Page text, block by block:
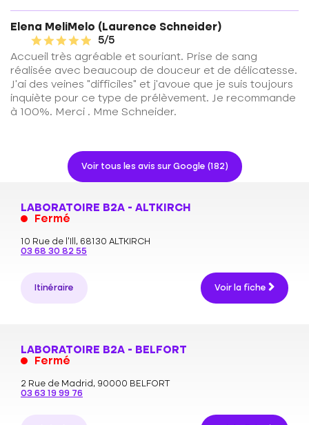
Elena MeliMelo (Laurence Schneider)
5/5
Accueil très agréable et souriant. Prise de sang
réalisée avec beaucoup de douceur et de délicatesse.
J'ai des veines "difficiles" et j'avoue que je suis toujours
inquiète pour ce type de prélèvement. Je recommande
à 100%. Merci . Mme Schneider.
Voir tous les avis sur Google (182)
LABORATOIRE B2A - ALTKIRCH
Fermé
10 Rue de l'Ill, 68130 ALTKIRCH
03 68 30 82 55
Itinéraire Voir la fiche
LABORATOIRE B2A - BELFORT
Fermé
2 Rue de Madrid, 90000 BELFORT
03 63 19 99 76